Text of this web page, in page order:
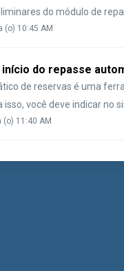
do módulo de
(o) 10:45 AM
do repasse
de reservas é uma
você deve indicar no
(o) 11:40 AM